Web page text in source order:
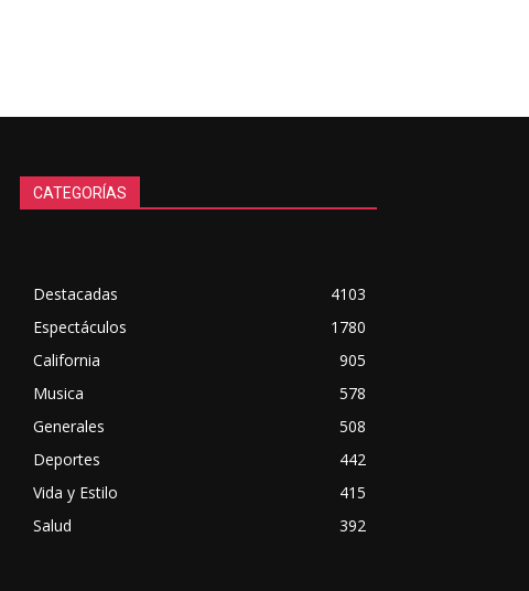
CATEGORÍAS
Destacadas
4103
Espectáculos
1780
California
905
Musica
578
Generales
508
Deportes
442
Vida y Estilo
415
Salud
392